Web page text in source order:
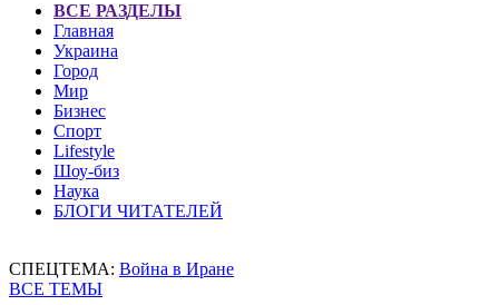
ВСЕ РАЗДЕЛЫ
Главная
Украина
Город
Мир
Бизнес
Спорт
Lifestyle
Шоу-биз
Наука
БЛОГИ ЧИТАТЕЛЕЙ
СПЕЦТЕМА: Война в Иране
ВСЕ ТЕМЫ